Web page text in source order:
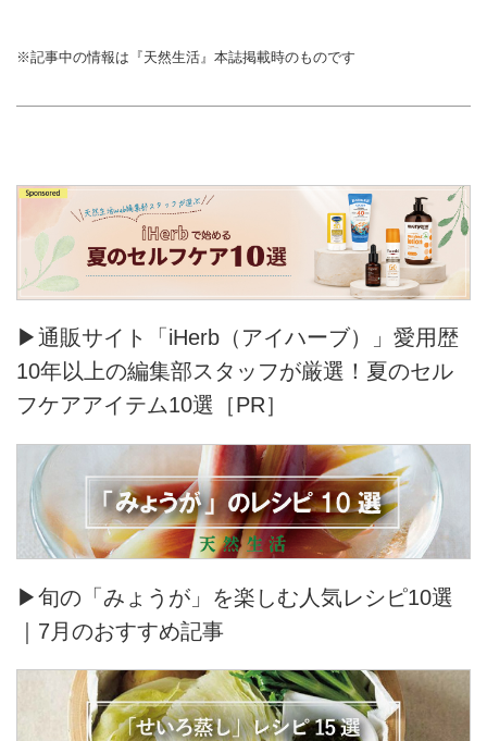
※記事中の情報は『天然生活』本誌掲載時のものです
▶通販サイト「iHerb（アイハーブ）」愛用歴
10年以上の編集部スタッフが厳選！夏のセル
フケアアイテム10選［PR］
▶旬の「みょうが」を楽しむ人気レシピ10選
｜7月のおすすめ記事